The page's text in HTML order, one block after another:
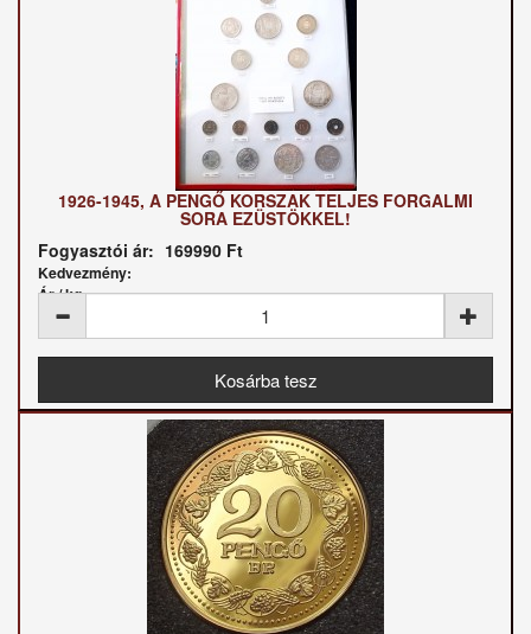
1926-1945, A PENGŐ KORSZAK TELJES FORGALMI
SORA EZÜSTÖKKEL!
Fogyasztói ár: 169990 Ft
Kedvezmény:
Ár / kg: